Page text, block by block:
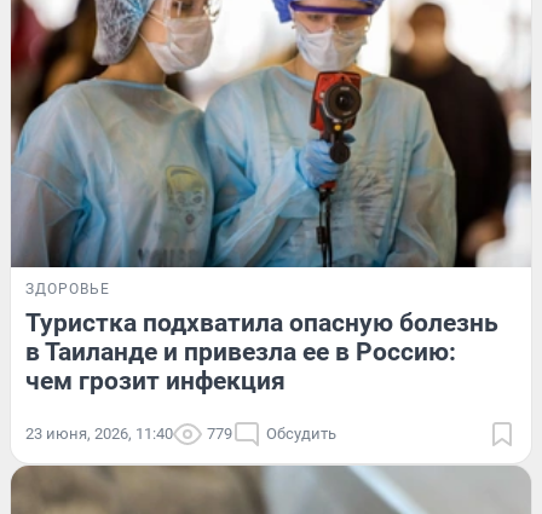
ЗДОРОВЬЕ
Туристка подхватила опасную болезнь
в Таиланде и привезла ее в Россию:
чем грозит инфекция
23 июня, 2026, 11:40 779 Обсудить